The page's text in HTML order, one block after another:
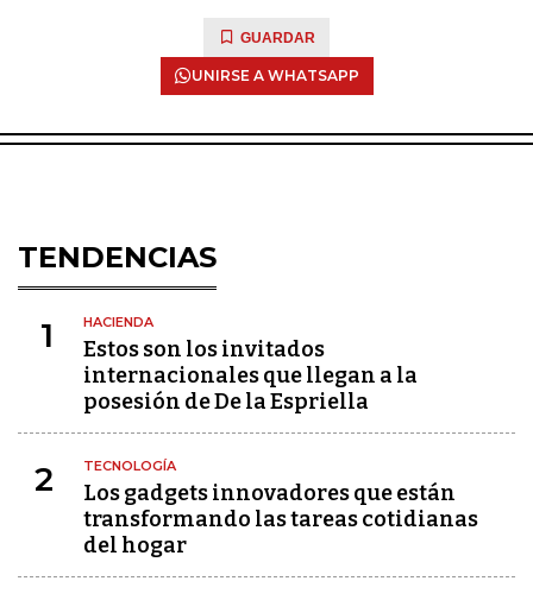
GUARDAR
UNIRSE A WHATSAPP
TENDENCIAS
1 HACIENDA
Estos son los invitados
internacionales que llegan a la
posesión de De la Espriella
2 TECNOLOGÍA
Los gadgets innovadores que están
transformando las tareas cotidianas
del hogar